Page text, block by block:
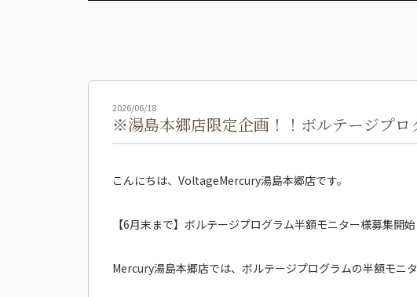
2026/06/18
※湯島本郷店限定企画！！ボルテージプロ
こんにちは、VoltageMercury湯島本郷店です。
【6月末まで】ボルテージプログラム半額モニター様募集開始
Mercury湯島本郷店では、ボルテージプログラムの半額モニ